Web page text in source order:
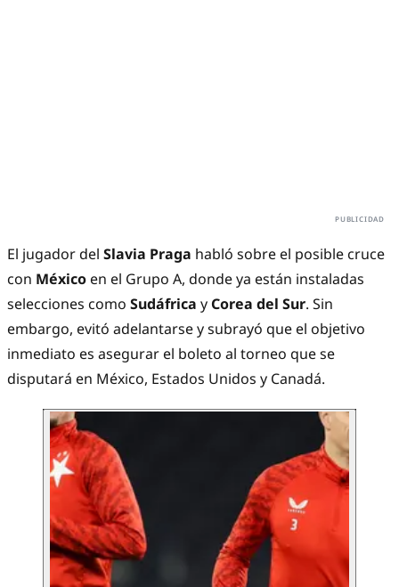
El jugador del Slavia Praga habló sobre el posible cruce
con México en el Grupo A, donde ya están instaladas
selecciones como Sudáfrica y Corea del Sur. Sin
embargo, evitó adelantarse y subrayó que el objetivo
inmediato es asegurar el boleto al torneo que se
disputará en México, Estados Unidos y Canadá.